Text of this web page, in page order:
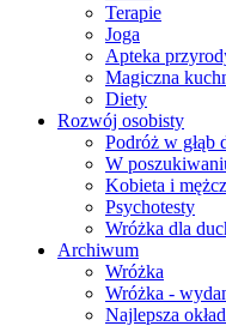
Terapie
Joga
Apteka
Magiczna
Diety
Rozwój osobisty
Podróż w głąb
W
Kobieta i
Psychotesty
Wróżka dla
Archiwum
Wróżka
Wróżka -
Najlepsza